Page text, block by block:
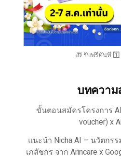
🎁 รับฟรีทันที 1️⃣
บทความ
ขั้นตอนสมัครโครงการ AI
voucher) x
แนะนำ Nicha AI – นวัตกร
เภสัชกร จาก Arincare x